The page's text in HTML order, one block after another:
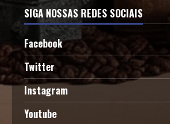
SIGA NOSSAS REDES SOCIAIS
Facebook
Twitter
Instagram
Youtube